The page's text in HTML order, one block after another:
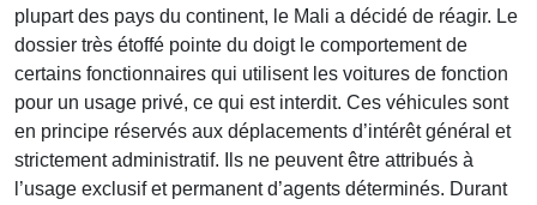
plupart des pays du continent, le Mali a décidé de réagir. Le
dossier très étoffé pointe du doigt le comportement de
certains fonctionnaires qui utilisent les voitures de fonction
pour un usage privé, ce qui est interdit. Ces véhicules sont
en principe réservés aux déplacements d’intérêt général et
strictement administratif. Ils ne peuvent être attribués à
l’usage exclusif et permanent d’agents déterminés. Durant